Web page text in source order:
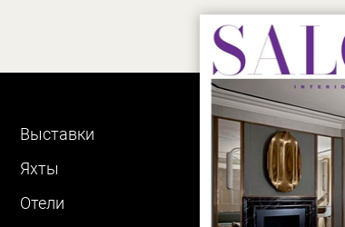
Выставки
Яхты
Отели